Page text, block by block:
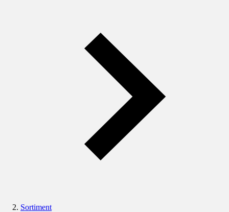
Sortiment